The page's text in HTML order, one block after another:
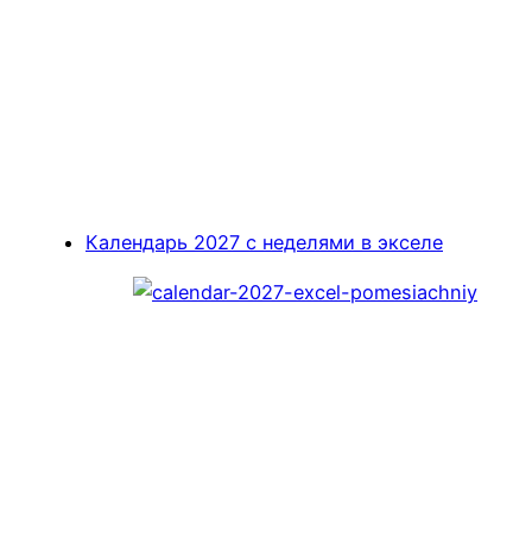
Календарь 2027 с неделями в экселе